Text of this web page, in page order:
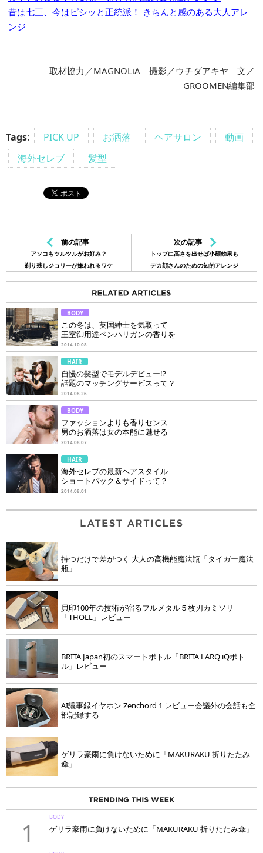
昔は七三、今はピシッと正統派！ きちんと感のある大人アレ
ンジ
取材協力／MAGNOLiA 撮影／ウチダアキヤ 文／
GROOMEN編集部
Tags: PICK UP お洒落 ヘアサロン
動画
海外セレブ
髪型
前の記事
アソコもツルツルがお好み？
剃り残しジョリーが嫌われるワケ
次の記事
トップに高さを出せば小顔効果も
デカ顔さんのための知的アレンジ
BODY
この冬は、英国紳士を気取って
王室御用達ペンハリガンの香りを
2014.10.08
HAIR
自慢の髪型でモデルデビュー!?
話題のマッチングサービスって？
2014.08.26
BODY
ファッションよりも香りセンス
男のお洒落は女の本能に魅せる
2014.08.07
HAIR
海外セレブの最新ヘアスタイル
ショートバック＆サイドって？
2014.08.01
持つだけで差がつく 大人の高機能魔法瓶「タイガー魔法
瓶」
貝印100年の技術が宿るフルメタル５枚刃カミソリ
「THOLL」レビュー
BRITA Japan初のスマートボトル「BRITA LARQ iQボト
ル」レビュー
AI議事録イヤホン Zenchord 1 レビュー会議外の会話も全
部記録する
ゲリラ豪雨に負けないために「MAKURAKU 折りたたみ
傘」
1
BODY
ゲリラ豪雨に負けないために「MAKURAKU 折りたたみ傘」